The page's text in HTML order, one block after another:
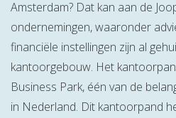
Amsterdam? Dat kan aan de
ondernemingen, waaronder
financiële instellingen zijn al
kantoorgebouw. Het
Business Park, één van de
in Nederland. Dit kantoorpand